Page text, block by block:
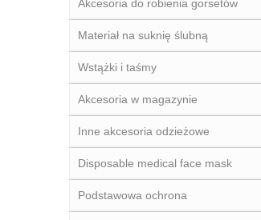
Akcesoria do robienia gorsetów
Materiał na suknię ślubną
Wstążki i taśmy
Akcesoria w magazynie
Inne akcesoria odzieżowe
Disposable medical face mask
Podstawowa ochrona